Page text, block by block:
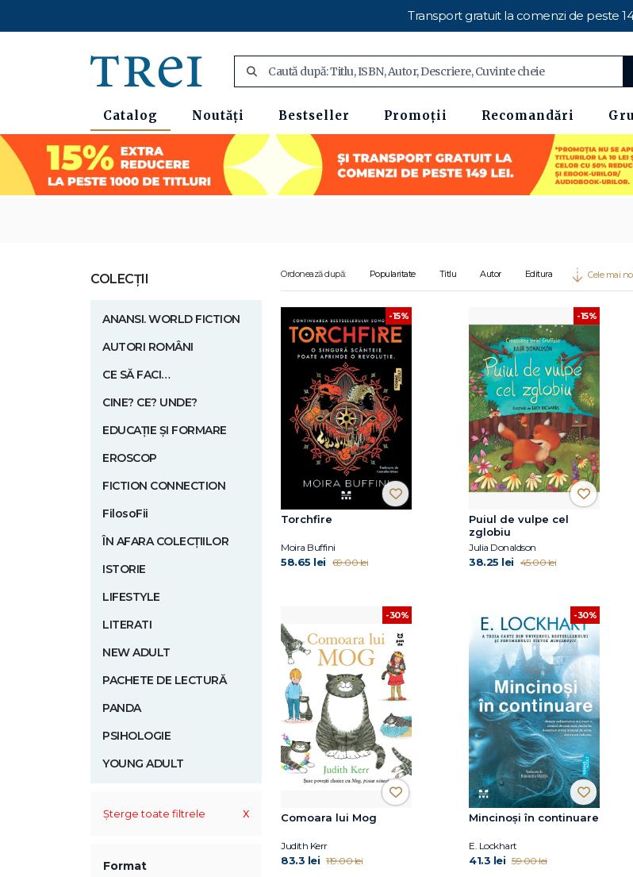
Transport gratuit la comenzi de peste
Catalog Noutăți Bestseller Promoții Recomandări
COLECȚII
ANANSI. WORLD FICTION
AUTORI ROMÂNI
CE SĂ FACI…
CINE? CE? UNDE?
EDUCAȚIE ȘI FORMARE
EROSCOP
FICTION CONNECTION
FilosoFii
ÎN AFARA COLECȚIILOR
ISTORIE
LIFESTYLE
LITERATI
NEW ADULT
PACHETE DE LECTURĂ
PANDA
PSIHOLOGIE
YOUNG ADULT
Șterge toate filtrele x
Format
Ordonează după: Popularitate Titlu Autor Editura Cele mai
-15%
Torchfire
Moira Buffini
58.65 lei 69.00 lei
-15%
Puiul de vulpe cel
zglobiu
Julia Donaldson
38.25 lei 45.00 lei
-30%
Comoara lui Mog
Judith Kerr
83.3 lei 119.00 lei
-30%
Mincinoși în continuare
E. Lockhart
41.3 lei 59.00 lei